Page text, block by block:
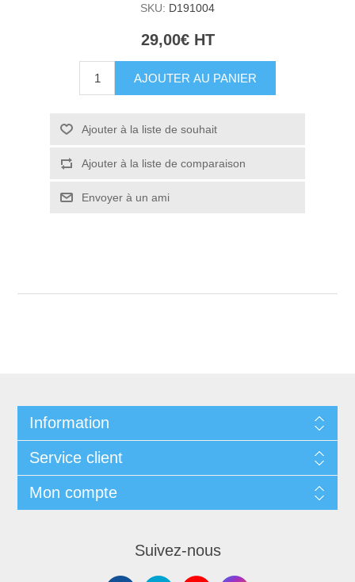
SKU: D191004
29,00€ HT
AJOUTER AU PANIER
Ajouter à la liste de souhait
Ajouter à la liste de comparaison
Envoyer à un ami
Information
Service client
Mon compte
Suivez-nous